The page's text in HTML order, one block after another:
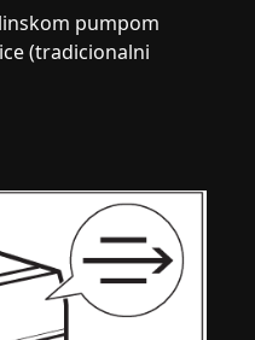
pumpom
(tradicionalni